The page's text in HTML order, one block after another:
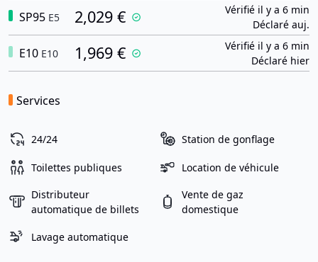
SP95 E5 2,029 €
Vérifié il y a 6 min
Déclaré auj.
E10 E10 1,969 €
Vérifié il y a 6 min
Déclaré hier
Services
24/24 Station de gonflage
Toilettes publiques Location de véhicule
Distributeur
automatique de billets
Vente de gaz
domestique
Lavage automatique